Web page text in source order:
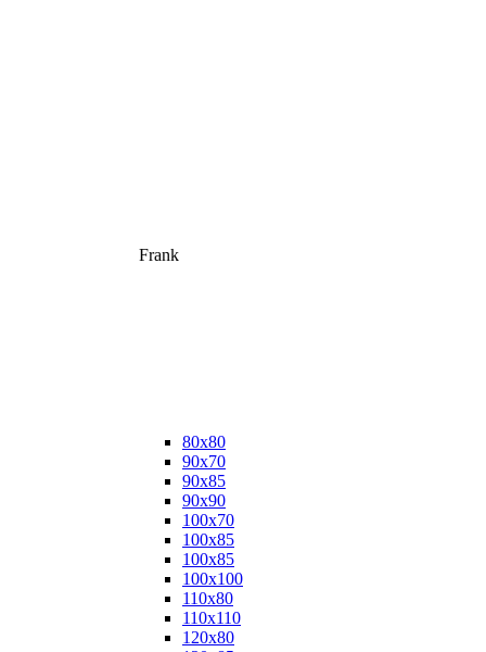
Frank
80х80
90х70
90х85
90х90
100х70
100х85
100х85
100х100
110х80
110х110
120х80